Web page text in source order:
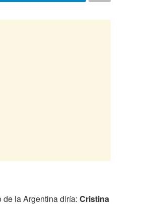
de la Argentina diría:Cristina